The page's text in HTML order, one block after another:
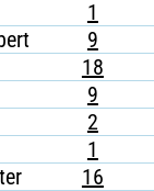
1
9
18
9
2
1
16